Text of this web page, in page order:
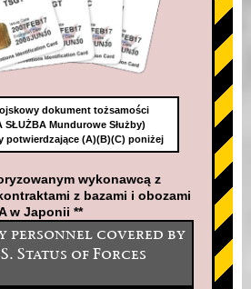
dokument tożsamości
SŁUŻBA Mundurowe Służby)
potwierdzające (A)(B)(C) poniżej
wykonawcą z
z bazami i obozami
w Japonii **
personnel covered by
Status of Forces